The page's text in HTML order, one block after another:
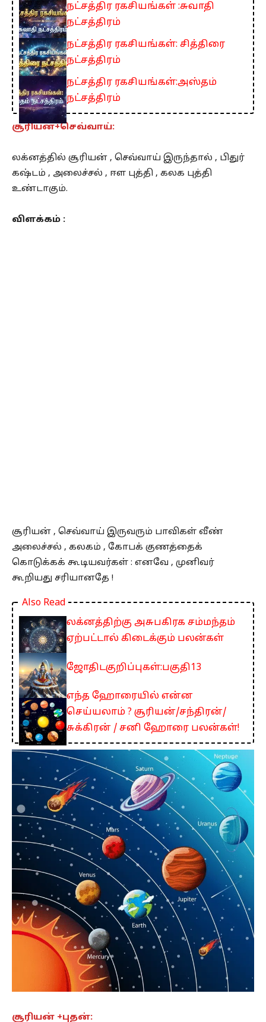
நட்சத்திர ரகசியங்கள் :சுவாதி
நட்சத்திரம்
நட்சத்திர ரகசியங்கள்: சித்திரை
நட்சத்திரம்
நட்சத்திர ரகசியங்கள்:அஸ்தம்
நட்சத்திரம்
சூரியன்+செவ்வாய்:
லக்னத்தில் சூரியன் , செவ்வாய் இருந்தால் , பிதுர்
கஷ்டம் , அலைச்சல் , ஈள புத்தி , கலக புத்தி
உண்டாகும்.
விளக்கம் :
சூரியன் , செவ்வாய் இருவரும் பாவிகள் வீண்
அலைச்சல் , கலகம் , கோபக் குணத்தைக்
கொடுக்கக் கூடியவர்கள் : எனவே , முனிவர்
கூறியது சரியானதே !
Also Read
லக்னத்திற்கு அசுபகிரக சம்மந்தம்
ஏற்பட்டால் கிடைக்கும் பலன்கள்
ஜோதிடகுறிப்புகள்:பகுதி13
எந்த ஹோரையில் என்ன
செய்யலாம் ? சூரியன்/சந்திரன்/
சுக்கிரன் / சனி ஹோரை பலன்கள்!
சூரியன் +புதன்: